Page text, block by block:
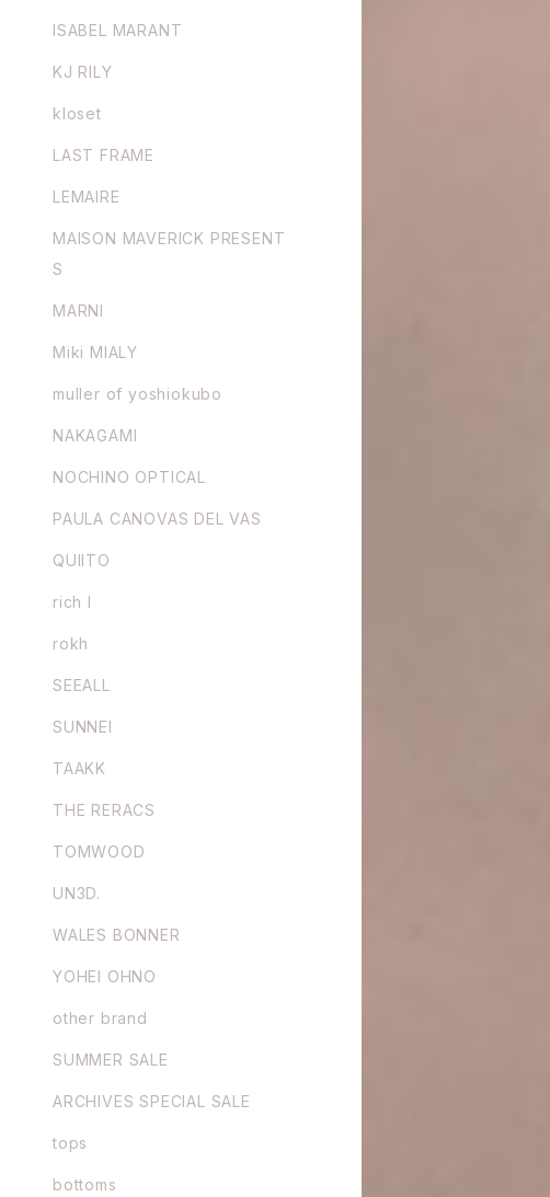
ISABEL MARANT
KJ RILY
kloset
LAST FRAME
LEMAIRE
MAISON MAVERICK PRESENT
S
MARNI
Miki MIALY
muller of yoshiokubo
NAKAGAMI
NOCHINO OPTICAL
PAULA CANOVAS DEL VAS
QUIITO
rich I
rokh
SEEALL
SUNNEI
TAAKK
THE RERACS
TOMWOOD
UN3D.
WALES BONNER
YOHEI OHNO
other brand
SUMMER SALE
ARCHIVES SPECIAL SALE
tops
bottoms